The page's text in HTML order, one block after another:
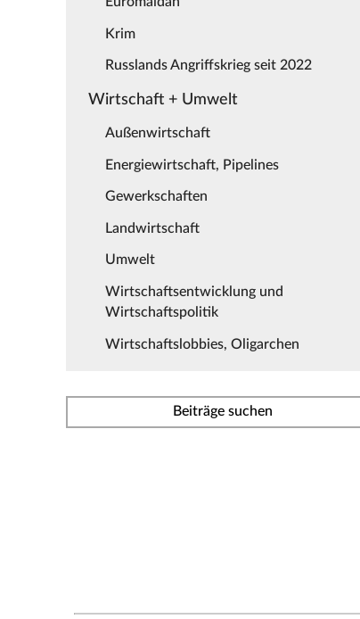
Krim
Russlands Angriffskrieg seit 2022
Wirtschaft + Umwelt
Außenwirtschaft
Energiewirtschaft, Pipelines
Gewerkschaften
Landwirtschaft
Umwelt
Wirtschaftsentwicklung und
Wirtschaftspolitik
Wirtschaftslobbies, Oligarchen
Beiträge suchen